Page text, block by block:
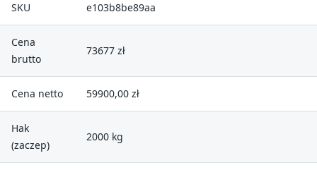
SKU e103b8be89aa
Cena
brutto
73677 zł
Cena netto 59900,00 zł
Hak
(zaczep)
2000 kg